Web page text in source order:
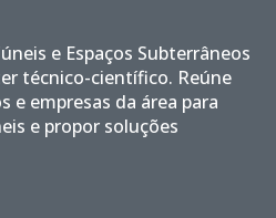
e Espaços Subterrâneos
técnico-científico. Reúne
e empresas da área para
e propor soluções